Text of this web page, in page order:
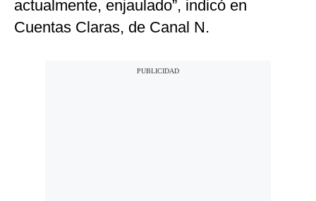
actualmente, enjaulado”, indicó en
Cuentas Claras, de Canal N.